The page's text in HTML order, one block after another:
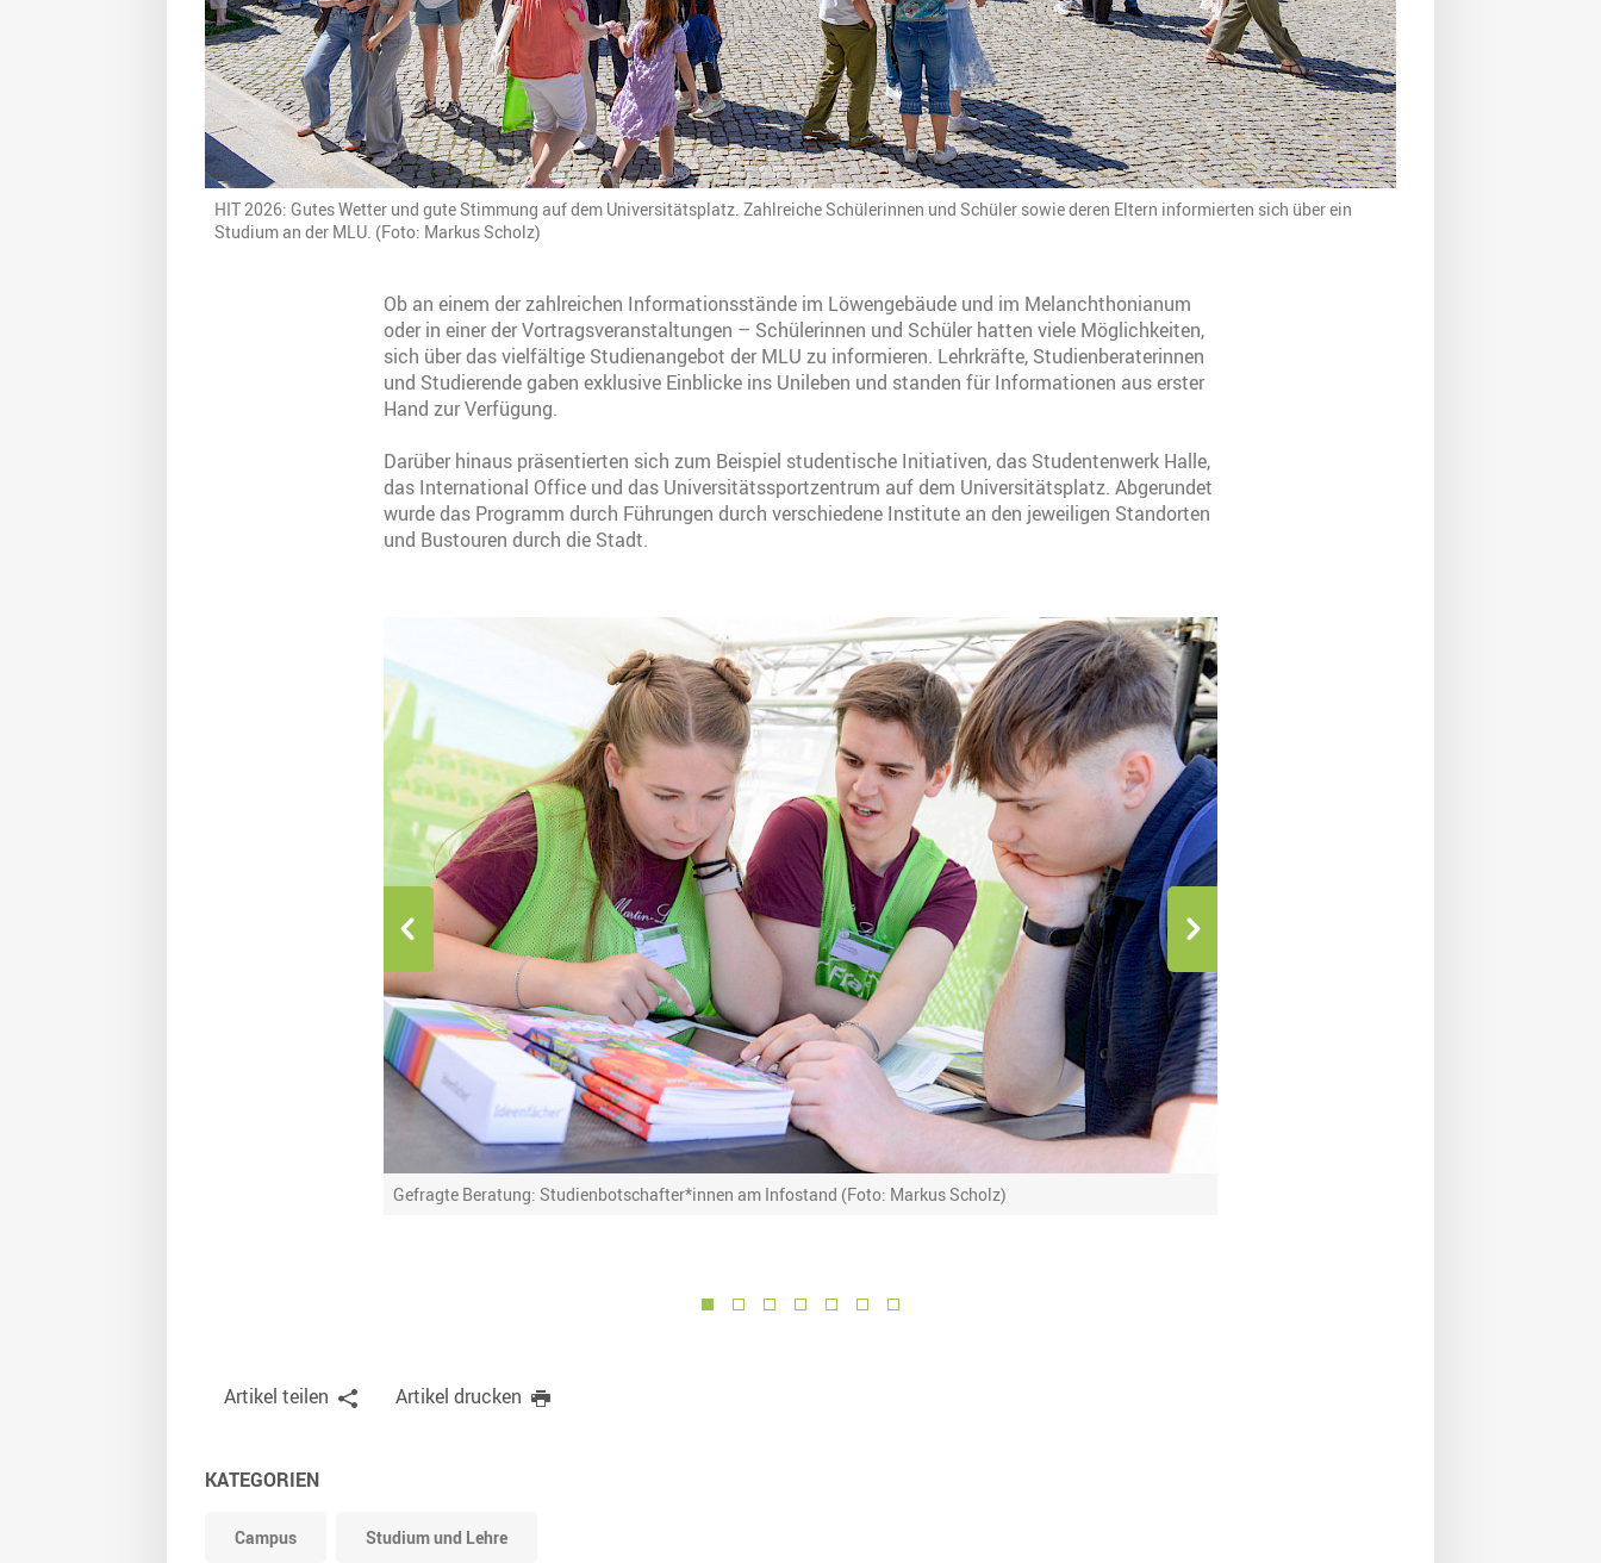
HIT 2026: Gutes Wetter und gute Stimmung auf dem Universitätsplatz. Zahlreiche Schülerinnen und Schüler sowie deren Eltern informierten sich über ein
Studium an der MLU. (Foto: Markus Scholz)
Ob an einem der zahlreichen Informationsstände im Löwengebäude und im Melanchthonianum
oder in einer der Vortragsveranstaltungen – Schülerinnen und Schüler hatten viele Möglichkeiten,
sich über das vielfältige Studienangebot der MLU zu informieren. Lehrkräfte, Studienberaterinnen
und Studierende gaben exklusive Einblicke ins Unileben und standen für Informationen aus erster
Hand zur Verfügung.
Darüber hinaus präsentierten sich zum Beispiel studentische Initiativen, das Studentenwerk Halle,
das International Office und das Universitätssportzentrum auf dem Universitätsplatz. Abgerundet
wurde das Programm durch Führungen durch verschiedene Institute an den jeweiligen Standorten
und Bustouren durch die Stadt.
Gefragte Beratung: Studienbotschafter*innen am Infostand (Foto: Markus Scholz)
Artikel teilen Artikel drucken
KATEGORIEN
Campus Studium und Lehre